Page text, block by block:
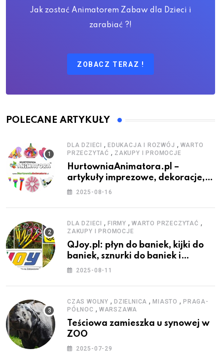
Jak zostać Animatorem Zabaw dla Dzieci i
zarabiać ?!
ZOBACZ TERAZ !
POLECANE ARTYKUŁY
DLA DZIECI , EDUKACJA I ROZWÓJ , WARTO
PRZECZYTAĆ , ZAKUPY I PROMOCJE
HurtowniaAnimatora.pl –
artykuły imprezowe, dekoracje,
stroje i akcesoria dla animatorów
2025-08-16
DLA DZIECI , FIRMY , WARTO PRZECZYTAĆ ,
ZAKUPY I PROMOCJE
QJoy.pl: płyn do baniek, kijki do
baniek, sznurki do baniek i
zestawy do baniek
2025-08-11
CZAS WOLNY , DZIELNICA ,MIASTO ,PRAGA-
PÓŁNOC , WARSZAWA
Teściowa zamieszka u synowej w
ZOO
2025-07-29